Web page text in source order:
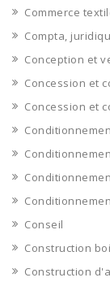
Commerce
Compta,
Conception et
Concession et
Concession et
Conseil
Construction
Construction